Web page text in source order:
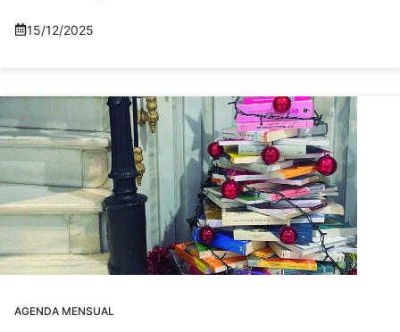
15/12/2025
AGENDA MENSUAL